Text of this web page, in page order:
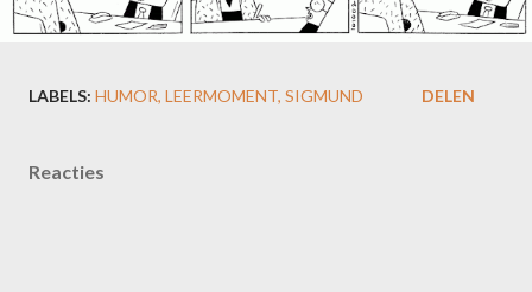
LABELS: HUMOR LEERMOMENT SIGMUND DELEN
Reacties